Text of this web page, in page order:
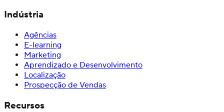
Indústria
Agências
E-learning
Marketing
Aprendizado e Desenvolvimento
Localização
Prospecção de Vendas
Recursos